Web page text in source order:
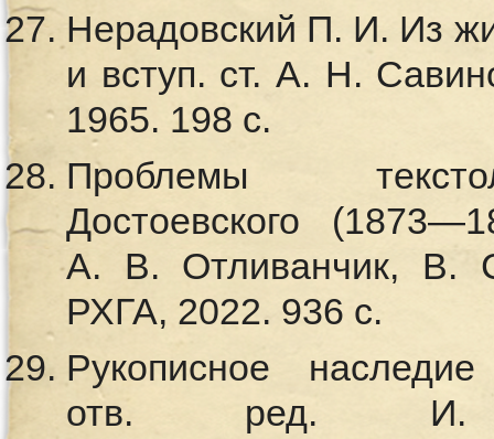
Нерадовский П. И. Из
и вступ. ст. А. Н.
1965. 198 с.
Проблемы
Достоевского
А. В. Отливанчик, В.
РХГА, 2022. 936 с.
Рукописное
отв. ред. И.